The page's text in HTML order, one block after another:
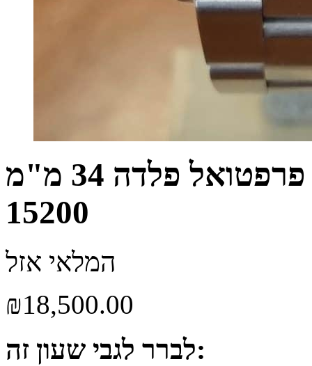
שעון רולקס דייט אויסטר פרפטואל פלדה 34 מ"מ
15200
המלאי אזל
₪18,500.00
לברר לגבי שעון זה: